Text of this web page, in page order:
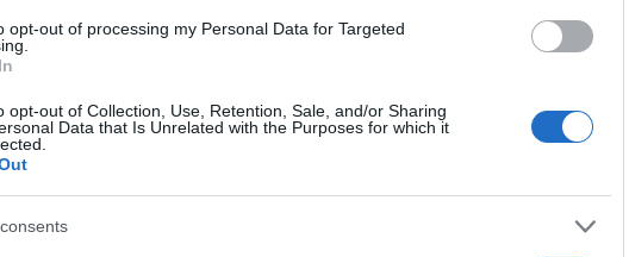
opt-out of processing my Personal Data for Targeted
opt-out of Collection, Use, Retention, Sale, and/or Sharing
Data that Is Unrelated with the Purposes for which it
aRepubblica
che, evidentemente,
Per descrivere l’ex premier olandese,
100 milioni di pezzi. Riportando questa
il personaggio che sarà presidente